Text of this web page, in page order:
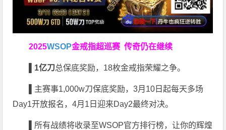
2025WSOP金戒指超巡赛传奇仍在继续
1亿刀总保底奖励，18枚金戒指荣耀之争。
主赛事1,000w刀保底奖励，3月10日起每天多场
Day1开放报名，4月1日迎来Day2最终对决。
所有战绩将收录至WSOP官方排行榜，让你的辉煌